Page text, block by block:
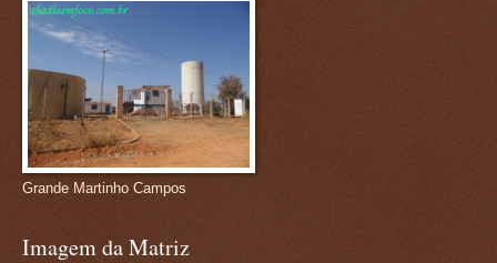
Grande Martinho Campos
Imagem da Matriz